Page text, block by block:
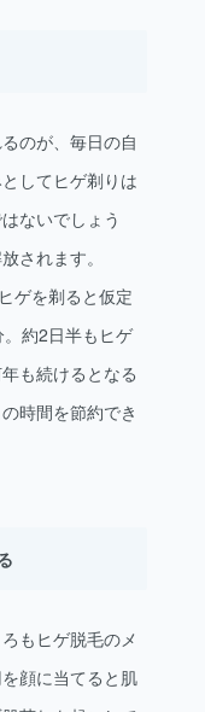
のが、毎日の自
してヒゲ剃りは
ないでしょう
されます。
ゲを剃ると仮定
約2日半もヒゲ
も続けるとなる
時間を節約でき
もヒゲ脱毛のメ
顔に当てると肌